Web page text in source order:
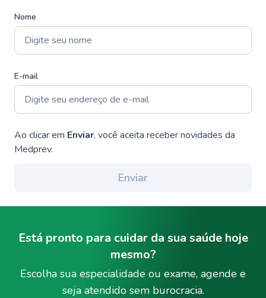
Nome
E-mail
Ao clicar em Enviar, você aceita receber novidades da
Medprev.
Enviar
Está pronto para cuidar da sua saúde hoje
mesmo?
Escolha sua especialidade ou exame, agende e
seja atendido sem burocracia.